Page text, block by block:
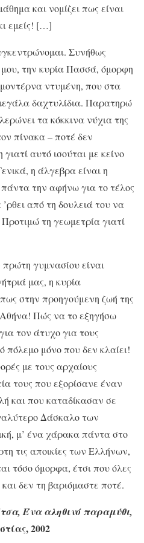
και νομίζει πως είναι
εμείς! […]
Συνήθως
την κυρία Πασσά, όμορφη
ντυμένη, που στα
δαχτυλίδια. Παρατηρώ
τα κόκκινα νύχια της
πίνακα – ποτέ δεν
αυτό ισούται με κείνο
η άλγεβρα είναι η
πάντα την αφήνω για το τέλος
από τη δουλειά του να
τη γεωμετρία γιατί
γυμνασίου είναι
μας, η κυρία
στην προηγούμενη ζωή της
Πώς να το εξηγήσω
τον άτυχο για τους
πόλεμο μόνο που δεν κλαίει!
με τους αρχαίους
τους που εξορίσανε έναν
και που καταδίκασαν σε
Δάσκαλο των
μ’ ένα χάρακα πάντα στο
τις αποικίες των Eλλήνων,
τόσο όμορφα, έτσι που όλες
δεν τη βαριόμαστε ποτέ.
Ένα αληθινό παραμύθι,
2002